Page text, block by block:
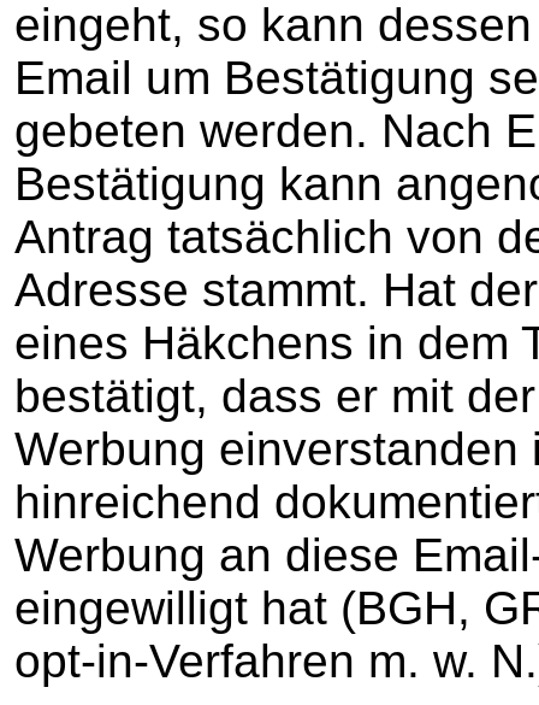
eingeht, so kann
Email um Bestätigung
gebeten werden. Nach
Bestätigung kann
Antrag tatsächlich von
Adresse stammt. Hat
eines Häkchens in dem
bestätigt, dass er mit
Werbung
hinreichend
Werbung an diese
eingewilligt hat (BGH,
opt-in-Verfahren m. w.